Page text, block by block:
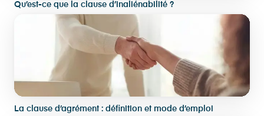
Qu’est-ce que la clause d’inaliénabilité ?
La clause d’agrément : définition et mode d’emploi